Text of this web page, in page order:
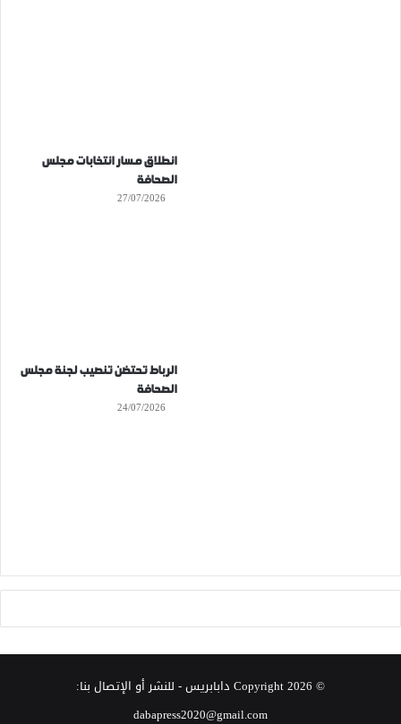
انطلاق مسار انتخابات مجلس
الصحافة
27/07/2026
الرباط تحتضن تنصيب لجنة مجلس
الصحافة
24/07/2026
© Copyright 2026 دابابريس- للنشر أو الإتصال بنا:
dabapress2020@gmail.com